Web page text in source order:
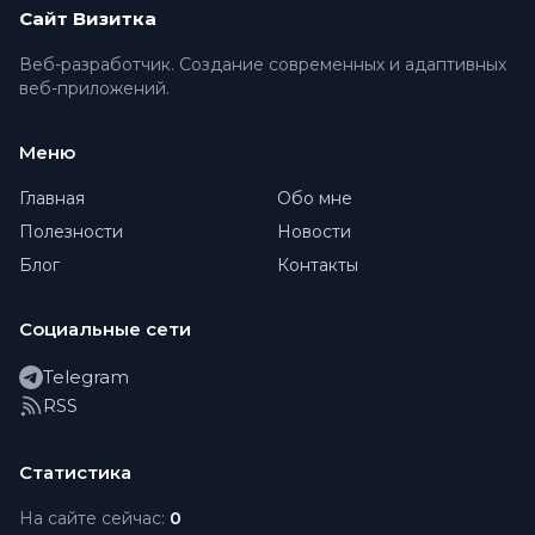
Сайт Визитка
Веб-разработчик. Создание современных и адаптивных
веб-приложений.
Меню
Главная
Обо мне
Полезности
Новости
Блог
Контакты
Социальные сети
Telegram
RSS
Статистика
На сайте сейчас: 0